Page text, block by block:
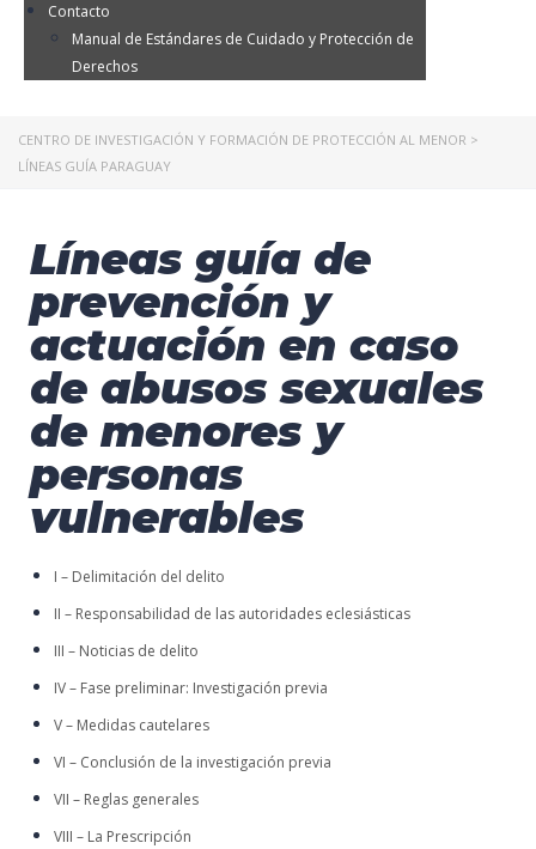
Contacto
Manual de Estándares de Cuidado y Protección de
Derechos
CENTRO DE INVESTIGACIÓN Y FORMACIÓN DE PROTECCIÓN AL MENOR >
LÍNEAS GUÍA PARAGUAY
Líneas guía de
prevención y
actuación en caso
de abusos sexuales
de menores y
personas
vulnerables
I – Delimitación del delito
II – Responsabilidad de las autoridades eclesiásticas
III – Noticias de delito
IV – Fase preliminar: Investigación previa
V – Medidas cautelares
VI – Conclusión de la investigación previa
VII – Reglas generales
VIII – La Prescripción